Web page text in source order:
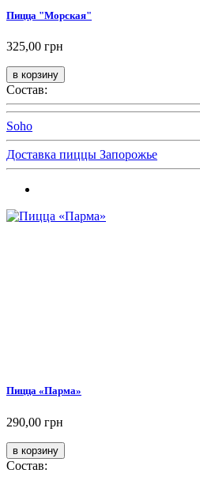
Пицца "Морская"
325,00 грн
Состав:
Soho
Доставка пиццы Запорожье
Пицца «Парма»
290,00 грн
Состав: